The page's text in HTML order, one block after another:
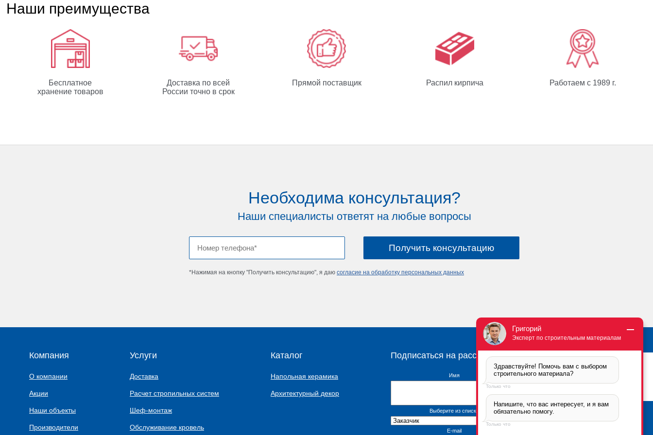
Наши преимущества
Бесплатное
хранение товаров
Доставка по всей
России точно в срок
Прямой поставщик Распил кирпича Работаем с 1989 г.
Необходима консультация?
Наши специалисты ответят на любые вопросы
*Нажимая на кнопку "Получить консультацию", я даю согласие на обработку персональных данных
Брикфорд Москва
Компания
О компании
Акции
Наши объекты
Производители
Услуги
Доставка
Расчет стропильных систем
Шеф-монтаж
Обслуживание кровель
Каталог
Напольная керамика
Архитектурный декор
Подписаться на рассылку
Имя
Выберите из списка
E-mail
Григорий
Эксперт по строительным материалам
Здравствуйте! Помочь вам с выбором
строительного материала?
Только что
Напишите, что вас интересует, и я вам
обязательно помогу.
Только что